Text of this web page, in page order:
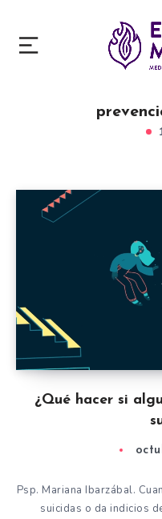
¿Qué hacer si
Psp. Mariana Ibarzábal.
suicidas o da indicios